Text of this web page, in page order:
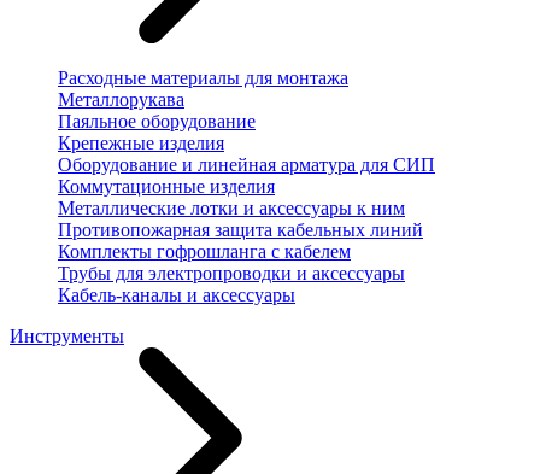
Расходные материалы для монтажа
Металлорукава
Паяльное оборудование
Крепежные изделия
Оборудование и линейная арматура для СИП
Коммутационные изделия
Металлические лотки и аксессуары к ним
Противопожарная защита кабельных линий
Комплекты гофрошланга с кабелем
Трубы для электропроводки и аксессуары
Кабель-каналы и аксессуары
Инструменты